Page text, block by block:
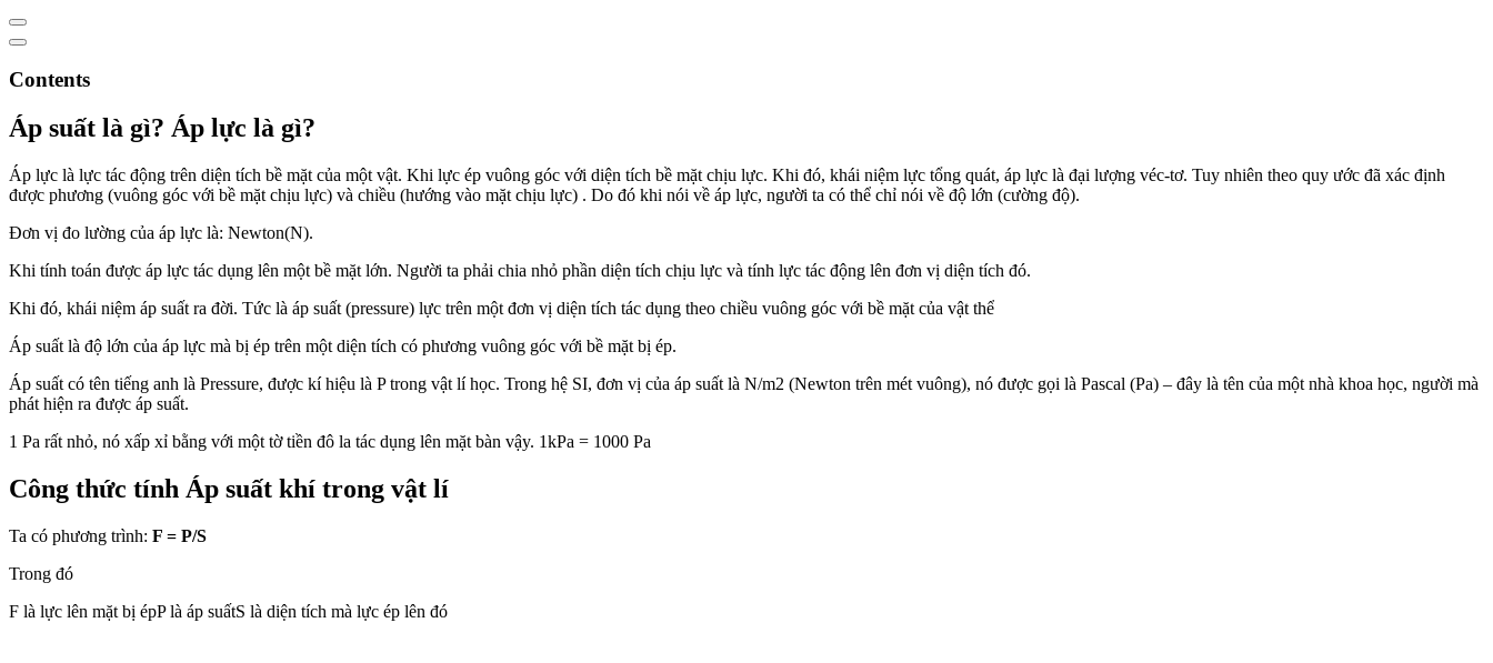
Contents
Áp suất là gì? Áp lực là gì?
Áp lực là lực tác động trên diện tích bề mặt của một vật. Khi lực ép vuông góc với diện tích bề mặt chịu lực. Khi đó, khái niệm lực tổng quát, áp lực là đại lượng véc-tơ. Tuy nhiên theo quy ước đã xác định
được phương (vuông góc với bề mặt chịu lực) và chiều (hướng vào mặt chịu lực) . Do đó khi nói về áp lực, người ta có thể chỉ nói về độ lớn (cường độ).
Đơn vị đo lường của áp lực là: Newton(N).
Khi tính toán được áp lực tác dụng lên một bề mặt lớn. Người ta phải chia nhỏ phần diện tích chịu lực và tính lực tác động lên đơn vị diện tích đó.
Khi đó, khái niệm áp suất ra đời. Tức là áp suất (pressure) lực trên một đơn vị diện tích tác dụng theo chiều vuông góc với bề mặt của vật thể
Áp suất là độ lớn của áp lực mà bị ép trên một diện tích có phương vuông góc với bề mặt bị ép.
Áp suất có tên tiếng anh là Pressure, được kí hiệu là P trong vật lí học. Trong hệ SI, đơn vị của áp suất là N/m2 (Newton trên mét vuông), nó được gọi là Pascal (Pa) – đây là tên của một nhà khoa học, người mà
phát hiện ra được áp suất.
1 Pa rất nhỏ, nó xấp xỉ bằng với một tờ tiền đô la tác dụng lên mặt bàn vậy. 1kPa = 1000 Pa
Công thức tính Áp suất khí trong vật lí
Ta có phương trình: F = P/S
Trong đó
F là lực lên mặt bị épP là áp suấtS là diện tích mà lực ép lên đó